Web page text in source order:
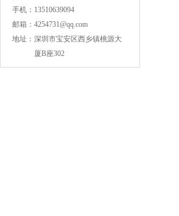
手机： 13510639094
邮箱： 4254731@qq.com
地址： 深圳市宝安区西乡镇桃源大
厦B座302